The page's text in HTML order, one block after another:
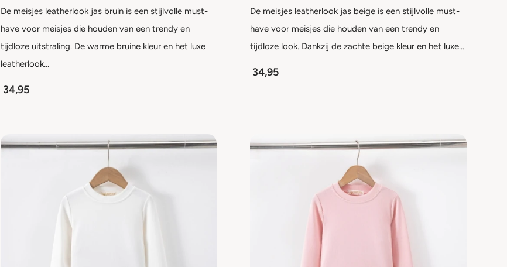
De meisjes leatherlook jas bruin is een stijlvolle must-
have voor meisjes die houden van een trendy en
tijdloze uitstraling. De warme bruine kleur en het luxe
leatherlook…
34,95
De meisjes leatherlook jas beige is een stijlvolle must-
have voor meisjes die houden van een trendy en
tijdloze look. Dankzij de zachte beige kleur en het luxe…
34,95